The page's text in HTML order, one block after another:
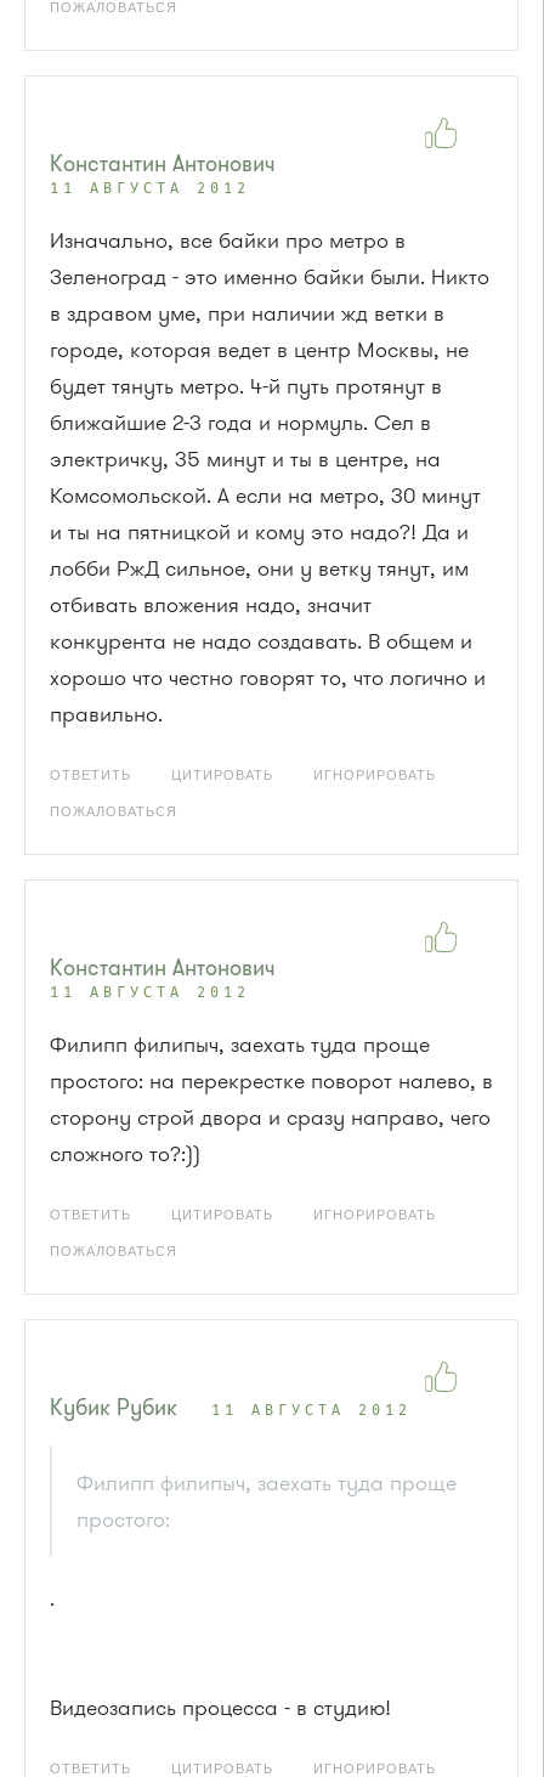
ПОЖАЛОВАТЬСЯ
Константин Антонович
11 АВГУСТА 2012
Изначально, все байки про метро в
Зеленоград - это именно байки были. Никто
в здравом уме, при наличии жд ветки в
городе, которая ведет в центр Москвы, не
будет тянуть метро. 4-й путь протянут в
ближайшие 2-3 года и нормуль. Сел в
электричку, 35 минут и ты в центре, на
Комсомольской. А если на метро, 30 минут
и ты на пятницкой и кому это надо?! Да и
лобби РжД сильное, они у ветку тянут, им
отбивать вложения надо, значит
конкурента не надо создавать. В общем и
хорошо что честно говорят то, что логично и
правильно.
ОТВЕТИТЬ ЦИТИРОВАТЬ ИГНОРИРОВАТЬ
ПОЖАЛОВАТЬСЯ
Константин Антонович
11 АВГУСТА 2012
Филипп филипыч, заехать туда проще
простого: на перекрестке поворот налево, в
сторону строй двора и сразу направо, чего
сложного то?:))
ОТВЕТИТЬ ЦИТИРОВАТЬ ИГНОРИРОВАТЬ
ПОЖАЛОВАТЬСЯ
Кубик Рубик 11 АВГУСТА 2012
Филипп филипыч, заехать туда проще
простого:
.
Видеозапись процесса - в студию!
ОТВЕТИТЬ ЦИТИРОВАТЬ ИГНОРИРОВАТЬ